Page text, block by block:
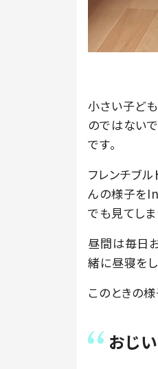
小さい子ど
のではない
です。
フレンチブ
んの様子を
でも見てし
昼間は毎日
緒に昼寝をし
このときの
おじ